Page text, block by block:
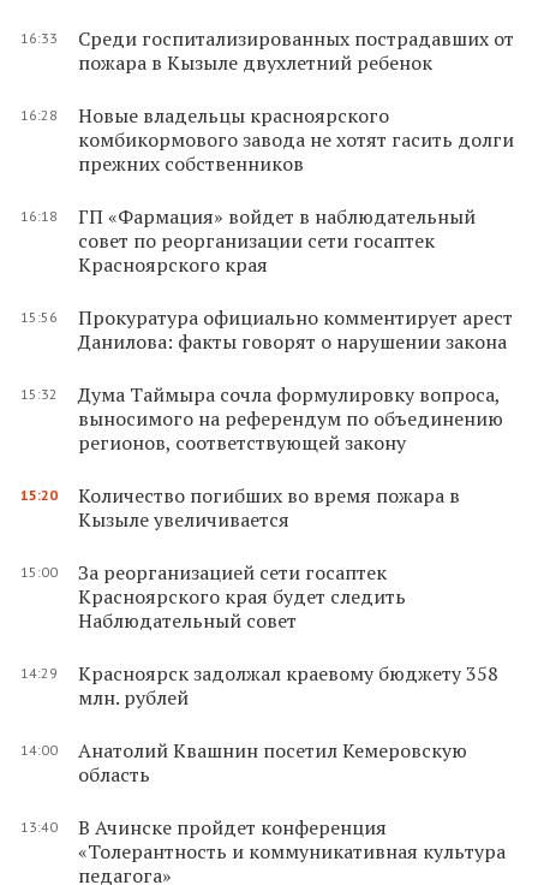
16:33
Среди госпитализированных пострадавших от
пожара в Кызыле двухлетний ребенок
16:28
Новые владельцы красноярского
комбикормового завода не хотят гасить долги
прежних собственников
16:18
ГП «Фармация» войдет в наблюдательный
совет по реорганизации сети госаптек
Красноярского края
15:56
Прокуратура официально комментирует арест
Данилова: факты говорят о нарушении закона
15:32
Дума Таймыра сочла формулировку вопроса,
выносимого на референдум по объединению
регионов, соответствующей закону
15:20
Количество погибших во время пожара в
Кызыле увеличивается
15:00
За реорганизацией сети госаптек
Красноярского края будет следить
Наблюдательный совет
14:29
Красноярск задолжал краевому бюджету 358
млн. рублей
14:00
Анатолий Квашнин посетил Кемеровскую
область
13:40
В Ачинске пройдет конференция
«Толерантность и коммуникативная культура
педагога»